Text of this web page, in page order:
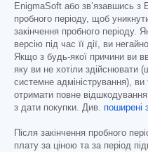
EnigmaSoft або зв’язавшись з
пробного періоду, щоб
закінчення пробного періоду.
версію під час її дії, ви
Якщо з будь-якої причини ви
яку ви не хотіли здійснювати
системне адміністрування),
отримати повне
з дати покупки. Див. поширені
Після закінчення пробного
плату за ціною та за період